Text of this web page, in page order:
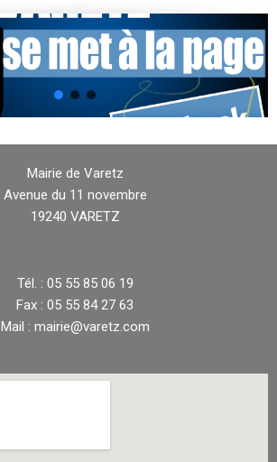
Mairie de Varetz
Avenue du 11 novembre
19240 VARETZ
Tél. : 05 55 85 06 19
Fax : 05 55 84 27 63
Mail : mairie@varetz.com